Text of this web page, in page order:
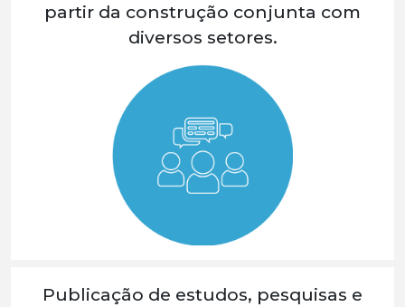
partir da construção conjunta com
diversos setores.
Publicação de estudos, pesquisas e